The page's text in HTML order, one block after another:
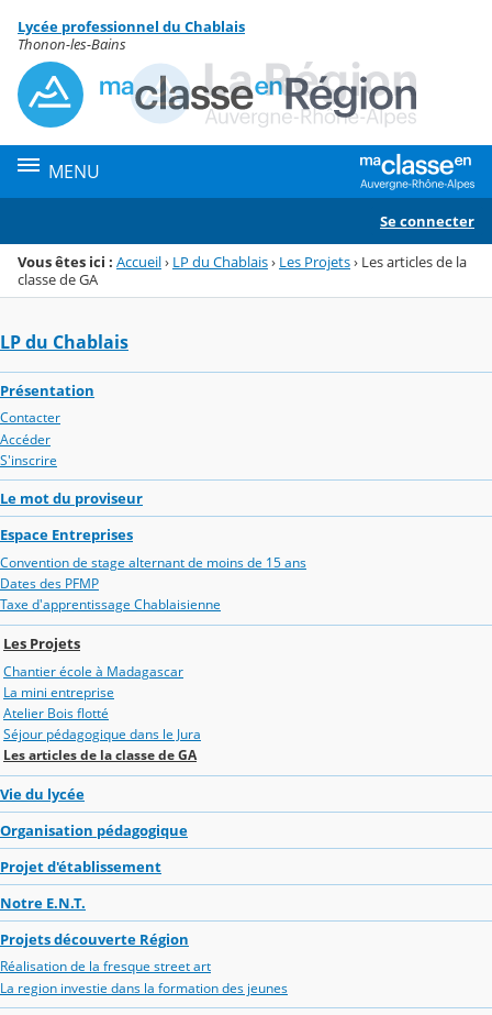
Menu de la rubrique
Contenu
Lycée professionnel du Chablais
Thonon-les-Bains
MENU
Se connecter
Vous êtes ici : Accueil› LP du Chablais› Les Projets› Les articles de la
classe de GA
LP du Chablais
Présentation
Contacter
Accéder
S'inscrire
Le mot du proviseur
Espace Entreprises
Convention de stage alternant de moins de 15 ans
Dates des PFMP
Taxe d'apprentissage Chablaisienne
Les Projets
Chantier école à Madagascar
La mini entreprise
Atelier Bois flotté
Séjour pédagogique dans le Jura
Les articles de la classe de GA
Vie du lycée
Organisation pédagogique
Projet d'établissement
Notre E.N.T.
Projets découverte Région
Réalisation de la fresque street art
La region investie dans la formation des jeunes